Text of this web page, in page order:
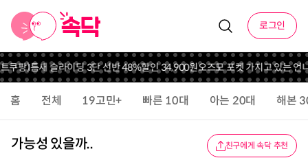
로그인
쿠팡)틈새 슬라이딩 3단 선반 48%할인 34,900원오즈모 포켓 가지고 있는 언니
홈 전체 19고민+ 빠른 10대 아는 20대 해본
가능성 있을까.. 친구에게 속닥 추천